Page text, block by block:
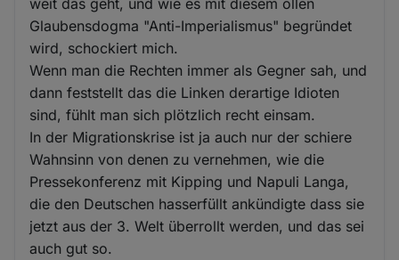
Glaubensdogma "Anti-Imperialismus" begründet
wird, schockiert mich.
Wenn man die Rechten immer als Gegner sah, und
dann feststellt das die Linken derartige Idioten
sind, fühlt man sich plötzlich recht einsam.
In der Migrationskrise ist ja auch nur der schiere
Wahnsinn von denen zu vernehmen, wie die
Pressekonferenz mit Kipping und Napuli Langa,
die den Deutschen hasserfüllt ankündigte dass sie
jetzt aus der 3. Welt überrollt werden, und das sei
auch gut so.